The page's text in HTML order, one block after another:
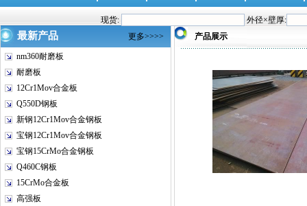
现货: 外径×壁厚:
最新产品 更多>>>>
nm360耐磨板
耐磨板
12Cr1Mov合金板
Q550D钢板
新钢12Cr1Mov合金钢板
宝钢12Cr1Mov合金钢板
宝钢15CrMo合金钢板
Q460C钢板
15CrMo合金板
高强板
产品展示